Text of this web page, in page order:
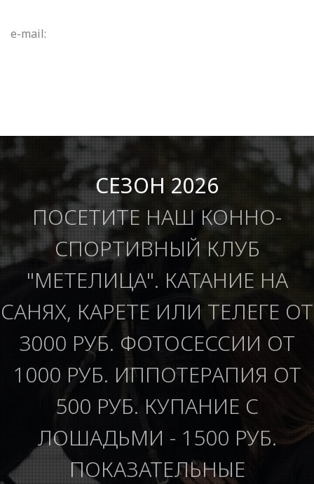
e-mail:
СЕЗОН 2026
ПОСЕТИТЕ НАШ КОННО-
СПОРТИВНЫЙ КЛУБ
"МЕТЕЛИЦА". КАТАНИЕ НА
САНЯХ, КАРЕТЕ ИЛИ ТЕЛЕГЕ ОТ
3000 РУБ. ФОТОСЕССИИ ОТ
1000 РУБ. ИППОТЕРАПИЯ ОТ
500 РУБ. КУПАНИЕ С
ЛОШАДЬМИ - 1500 РУБ.
ПОКАЗАТЕЛЬНЫЕ